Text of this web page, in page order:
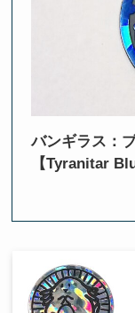
バンギラス：
【Tyranitar